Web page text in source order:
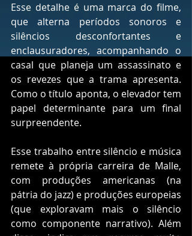
Esse detalhe é uma marca do filme,
que alterna períodos sonoros e
silêncios desconfortantes e
enclausuradores, acompanhando o
casal que planeja um assassinato e
os revezes que a trama apresenta.
Como o título aponta, o elevador tem
papel determinante para um final
surpreendente.
Esse trabalho entre silêncio e música
remete à própria carreira de Malle,
com produções americanas (na
pátria do jazz) e produções europeias
(que exploravam mais o silêncio
como componente narrativo). Além